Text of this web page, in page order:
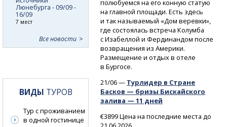
полюбуемся на его конную статую
на главной площади. Есть здесь
и так называемый «Дом веревки»,
где состоялась встреча Колумба
с Изабеллой и Фердинандом после
возвращения из Америки.
Размещение и отдых в отеле
в Бургосе.
21/06 — Турлидер в Стране
Басков — бризы Бискайского
залива — 11 дней
€3899 Цена на последние места до
Люнебурга - 09/09 -
16/09
7 мест
Все новости
ВИДЫ ТУРОВ
Тур с проживанием
в одной гостинице